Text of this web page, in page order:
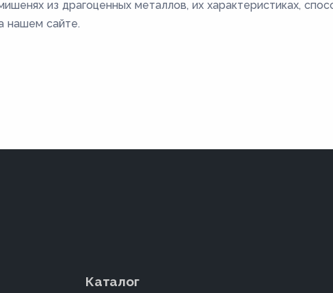
из драгоценных металлов, их характеристиках,
нашем сайте.
Каталог